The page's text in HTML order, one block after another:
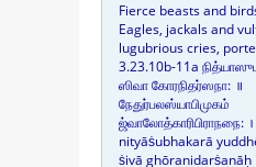
Fierce beasts and
Eagles, jackals and
lugubrious cries,
3.23.10b-11a
ஸிவா கோரநிதர்ஸநா: ॥
நேதுர்பலஸ்யாபிமுகம்
ஜ்வாலோத்காரிபிராநநை: ।
nityāṡubhakarā
ṡivā ghōranidarṡanāḥ